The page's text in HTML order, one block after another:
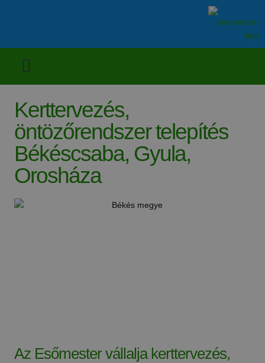
Kerttervezés,
öntözőrendszer telepítés
Békéscsaba, Gyula,
Orosháza
Az Esőmester vállalja kerttervezés,